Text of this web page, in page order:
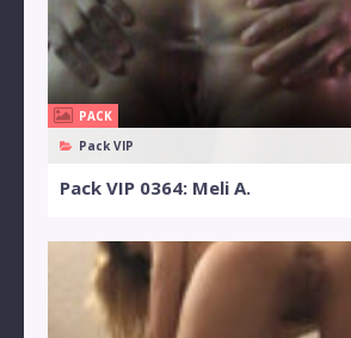
PACK
Pack VIP
Pack VIP 0364: Meli A.